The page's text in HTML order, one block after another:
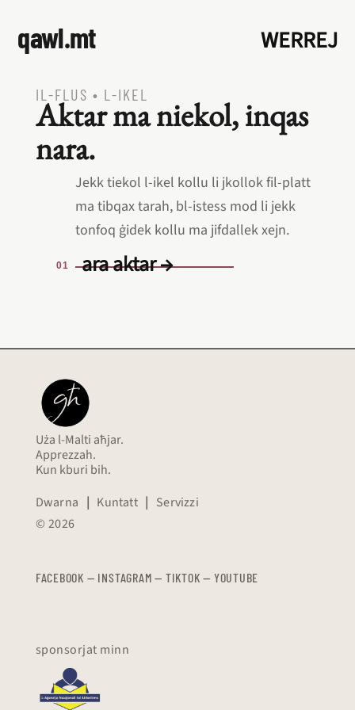
qawl.mt WERREJ
IL‑FLUS • L‑IKEL
Aktar ma niekol, inqas
nara.
Jekk tiekol l‑ikel kollu li jkollok fil‑platt
ma tibqax tarah, bl‑istess mod li jekk
tonfoq ġidek kollu ma jifdallek xejn.
ara aktar →
Uża l-Malti aħjar.
Apprezzah.
Kun kburi bih.
Dwarna | Kuntatt | Servizzi
© 2026
FACEBOOK — INSTAGRAM — TIKTOK — YOUTUBE
sponsorjat minn